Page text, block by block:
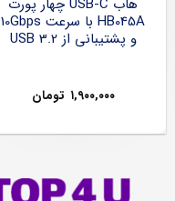
هاب USB-C چهار پورت
HB045A با سرعت 10Gbps
و پشتیبانی از USB 3.2
۱,۹۰۰,۰۰۰ تومان